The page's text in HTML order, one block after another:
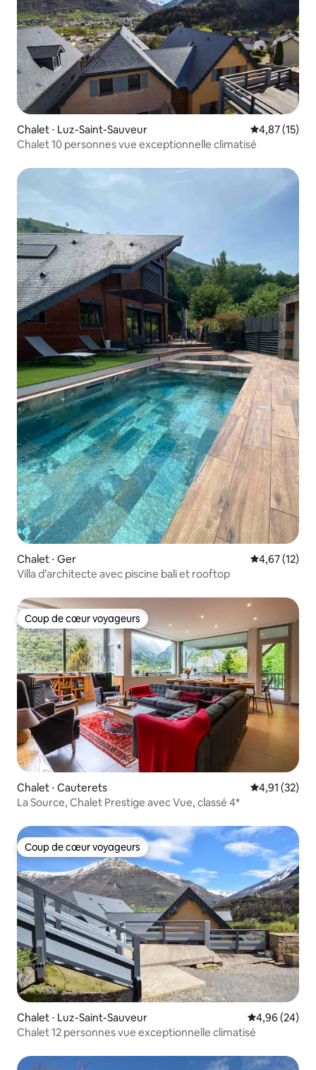
Chalet ⋅ Luz-Saint-Sauveur Évaluation
4,87 (15)
Chalet 10 personnes vue exceptionnelle climatisé
Chalet ⋅ Ger Évaluation
4,67 (12)
Villa d’architecte avec piscine bali et rooftop
Coup de cœur voyageurs
Coup de cœur voyageurs
Chalet ⋅ Cauterets Évaluation
4,91 (32)
La Source, Chalet Prestige avec Vue, classé 4*
Coup de cœur voyageurs
Coup de cœur voyageurs
Chalet ⋅ Luz-Saint-Sauveur Évaluation
4,96 (24)
Chalet 12 personnes vue exceptionnelle climatisé